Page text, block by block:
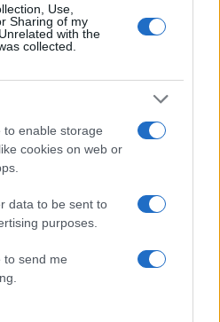
Use,
Sharing of my
with the
collected.
to enable storage
cookies on web or
data to be sent to
purposes.
to send me
ευχήθηκε για τη
«Δεκαπέντε
υπομονή και αγάπη»
Στο Αποτεφρωτήριο
χαίρε» στον Έλληνα
που έπεσε στην
περιγράφει το θαύμα
είδε τον Χριστό μπροστά
της στο να βοηθά